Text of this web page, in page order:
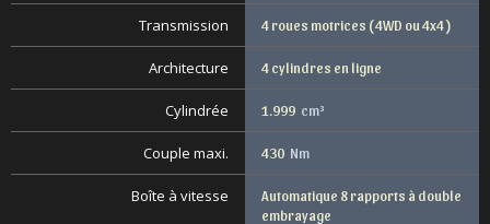
Transmission 4 roues motrices ( 4WD ou 4x4 )
Architecture 4 cylindres en ligne
Cylindrée 1.999 cm³
Couple maxi. 430 Nm
Boîte à vitesse
Automatique 8 rapports à double
embrayage